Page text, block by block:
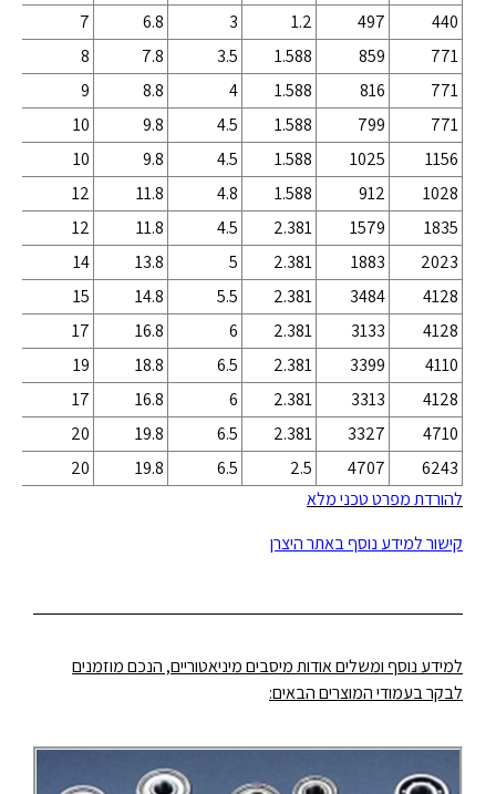
440
497
1.2
3
6.8
7
771
859
1.588
3.5
7.8
8
771
816
1.588
4
8.8
9
771
799
1.588
4.5
9.8
10
1156
1025
1.588
4.5
9.8
10
1028
912
1.588
4.8
11.8
12
1835
1579
2.381
4.5
11.8
12
2023
1883
2.381
5
13.8
14
4128
3484
2.381
5.5
14.8
15
4128
3133
2.381
6
16.8
17
4110
3399
2.381
6.5
18.8
19
4128
3313
2.381
6
16.8
17
4710
3327
2.381
6.5
19.8
20
6243
4707
2.5
6.5
19.8
20
להורדת מפרט טכני מלא
קישור למידע נוסף באתר היצרן
למידע נוסף ומשלים אודות מיסבים מיניאטוריים, הנכם מוזמנים
לבקר בעמודי המוצרים הבאים: